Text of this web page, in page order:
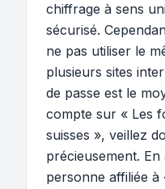
chiffrage à sens
sécurisé.
ne pas utiliser le
plusieurs sites
de passe est le
compte sur « Les
suisses », veillez
précieusement.
personne affiliée à